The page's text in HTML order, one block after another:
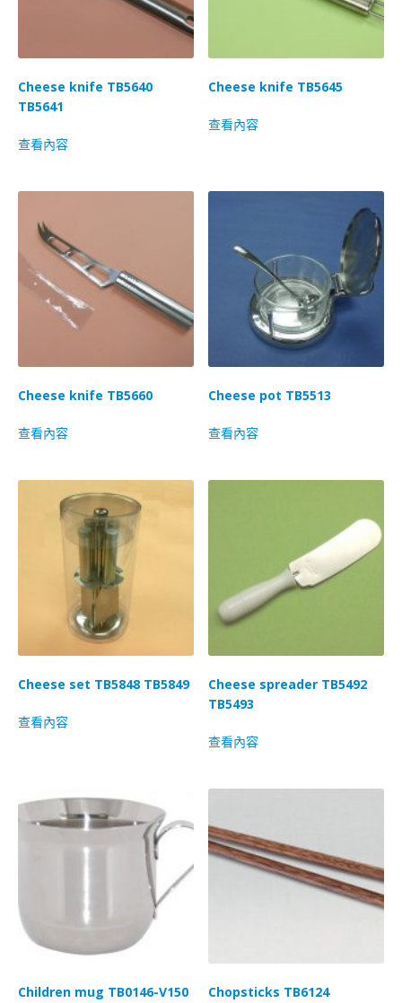
Cheese knife TB5640
TB5641
查看內容
Cheese knife TB5645
查看內容
Cheese knife TB5660
查看內容
Cheese pot TB5513
查看內容
Cheese set TB5848 TB5849
查看內容
Cheese spreader TB5492
TB5493
查看內容
Children mug TB0146-V150 Chopsticks TB6124